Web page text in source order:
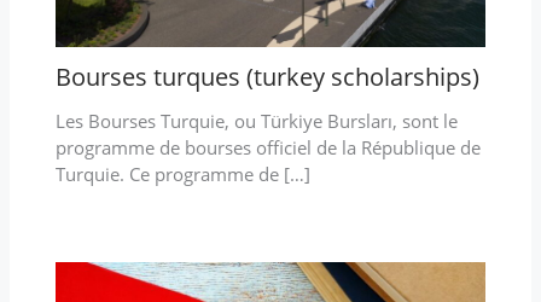
Bourses turques (turkey scholarships)
Les Bourses Turquie, ou Türkiye Bursları, sont le
programme de bourses officiel de la République de
Turquie. Ce programme de […]